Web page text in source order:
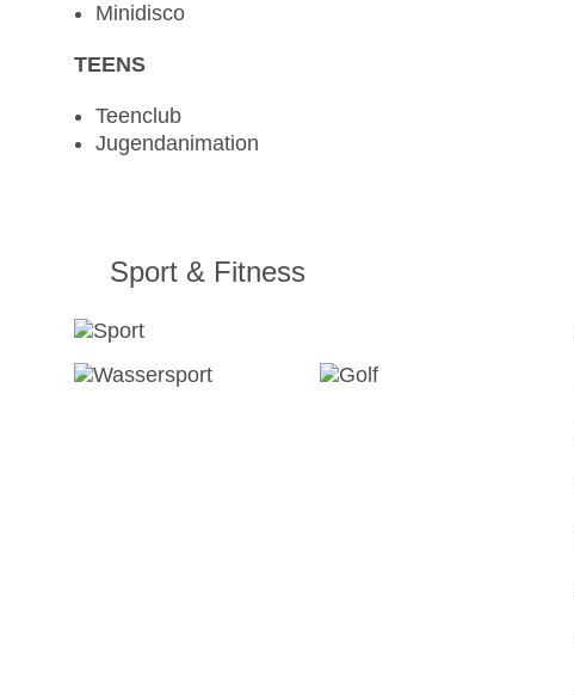
Minidisco
TEENS
Teenclub
Jugendanimation
Sport & Fitness